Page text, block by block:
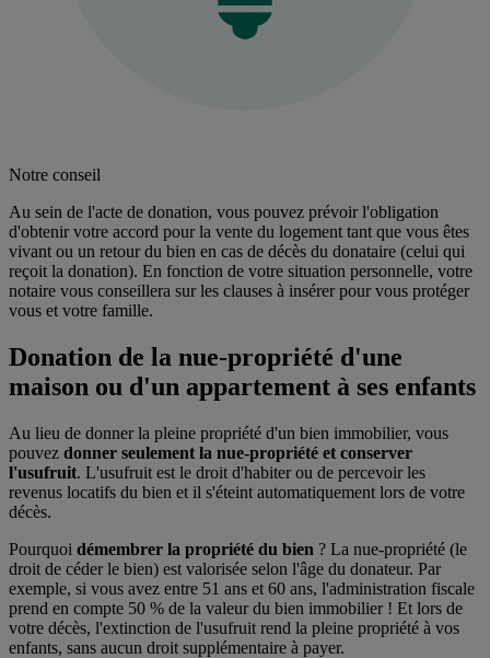
Notre conseil
Au sein de l'acte de donation, vous pouvez prévoir l'obligation
d'obtenir votre accord pour la vente du logement tant que vous êtes
vivant ou un retour du bien en cas de décès du donataire (celui qui
reçoit la donation). En fonction de votre situation personnelle, votre
notaire vous conseillera sur les clauses à insérer pour vous protéger
vous et votre famille.
Donation de la nue-propriété d'une
maison ou d'un appartement à ses enfants
Au lieu de donner la pleine propriété d'un bien immobilier, vous
pouvez donner seulement la nue-propriété et conserver
l'usufruit. L'usufruit est le droit d'habiter ou de percevoir les
revenus locatifs du bien et il s'éteint automatiquement lors de votre
décès.
Pourquoi démembrer la propriété du bien ? La nue-propriété (le
droit de céder le bien) est valorisée selon l'âge du donateur. Par
exemple, si vous avez entre 51 ans et 60 ans, l'administration fiscale
prend en compte 50 % de la valeur du bien immobilier ! Et lors de
votre décès, l'extinction de l'usufruit rend la pleine propriété à vos
enfants, sans aucun droit supplémentaire à payer.